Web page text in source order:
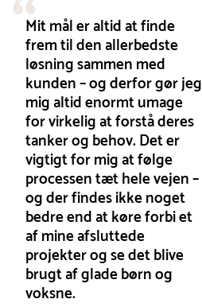
Mit mål er altid at finde
frem til den allerbedste
løsning sammen med
kunden – og derfor gør jeg
mig altid enormt umage
for virkelig at forstå deres
tanker og behov. Det er
vigtigt for mig at følge
processen tæt hele vejen –
og der findes ikke noget
bedre end at køre forbi et
af mine afsluttede
projekter og se det blive
brugt af glade børn og
voksne.